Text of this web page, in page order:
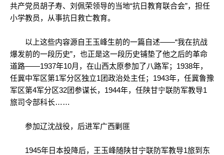
共产党员胡子寿、刘佩荣领导的当地“抗日教育联合会”，担任
小学教员，从事抗日救亡教育。
以上这些内容源自王玉峰生前的一篇自述——“我在抗战
爆发前的一段历史”，也正是这一段历史铺垫了他之后的革命
道路——1937年10月，在山西太原参加了八路军；1938年，
任冀中军区第1军分区独立1团政治处主任；1943年，任冀鲁豫
军区第4军分区32团参谋长，1944年，任陕甘宁联防军教导1
旅司令部科长……
参加辽沈战役，后进军广西剿匪
1945年日本投降后，王玉峰随陕甘宁联防军教导1旅到东